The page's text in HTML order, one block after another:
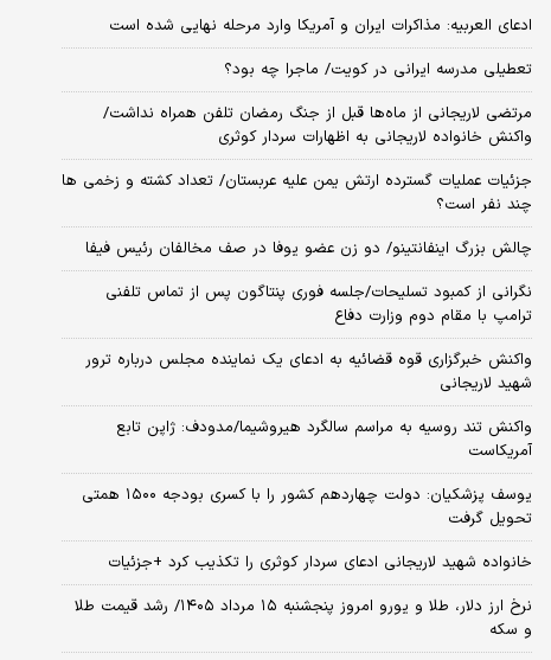
ادعای العربیه: مذاکرات ایران و آمریکا وارد مرحله نهایی شده است
تعطیلی مدرسه ایرانی در کویت/ ماجرا چه بود؟
مرتضی لاریجانی از ماه‌ها قبل از جنگ رمضان تلفن همراه نداشت/
واکنش خانواده لاریجانی به اظهارات سردار کوثری
جزئیات عملیات گسترده ارتش یمن علیه عربستان/ تعداد کشته و زخمی ها
چند نفر است؟
چالش بزرگ اینفانتینو/ دو زن عضو یوفا در صف مخالفان رئیس فیفا
نگرانی از کمبود تسلیحات/جلسه فوری پنتاگون پس از تماس تلفنی
ترامپ با مقام دوم وزارت دفاع
واکنش خبرگزاری قوه قضائیه به ادعای یک نماینده مجلس درباره ترور
شهید لاریجانی
واکنش تند روسیه به مراسم سالگرد هیروشیما/مدودف: ژاپن تابع
آمریکاست
یوسف پزشکیان: دولت چهاردهم کشور را با کسری بودجه ۱۵۰۰ همتی
تحویل گرفت
خانواده شهید لاریجانی ادعای سردار کوثری را تکذیب کرد +جزئیات
نرخ ارز دلار، طلا و یورو امروز پنجشنبه ۱۵ مرداد ۱۴۰۵/ رشد قیمت طلا
و سکه